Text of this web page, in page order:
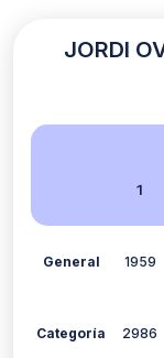
JORDI
1
General 1959
Categoría 2986